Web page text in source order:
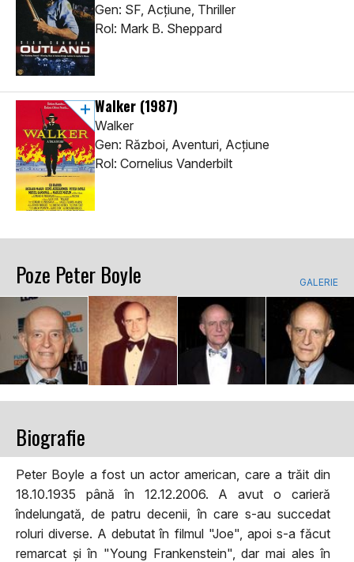
Gen: SF, Acţiune, Thriller
Rol: Mark B. Sheppard
Walker (1987)
Walker
Gen: Război, Aventuri, Acţiune
Rol: Cornelius Vanderbilt
Poze Peter Boyle GALERIE
Biografie
Peter Boyle a fost un actor american, care a trăit din
18.10.1935 până în 12.12.2006. A avut o carieră
îndelungată, de patru decenii, în care s-au succedat
roluri diverse. A debutat în filmul "Joe", apoi s-a făcut
remarcat și în "Young Frankenstein", dar mai ales în